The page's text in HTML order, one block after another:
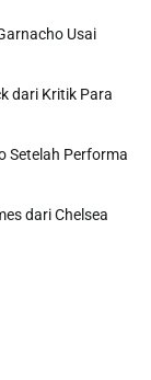
Usai
dari Kritik Para
Setelah Performa
dari Chelsea